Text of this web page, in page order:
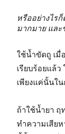
หรืออย่างไร
มากมาย แล
ใช้น้ำขัดถู เมื่
เรียบร้อยแล้
เพียงแค่นั้นใ
ถ้าใช้น้ำยา ฤ
ทำความเสีย